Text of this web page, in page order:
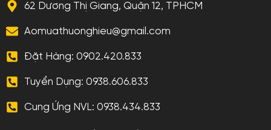
62 Dương Thị Giang, Quận 12, TPHCM
Aomuathuonghieu@gmail.com
Đặt Hàng: 0902.420.833
Tuyển Dụng: 0938.606.833
Cung Ứng NVL: 0938.434.833